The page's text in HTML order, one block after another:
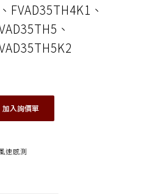
FVAD35TH4K1、
、
加入詢價單
速感測